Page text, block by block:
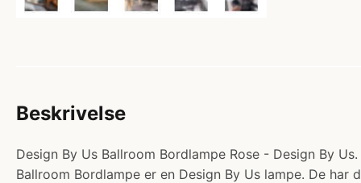
Beskrivelse
Design By Us Ballroom Bordlampe Rose - Design By
Ballroom Bordlampe er en Design By Us lampe. De